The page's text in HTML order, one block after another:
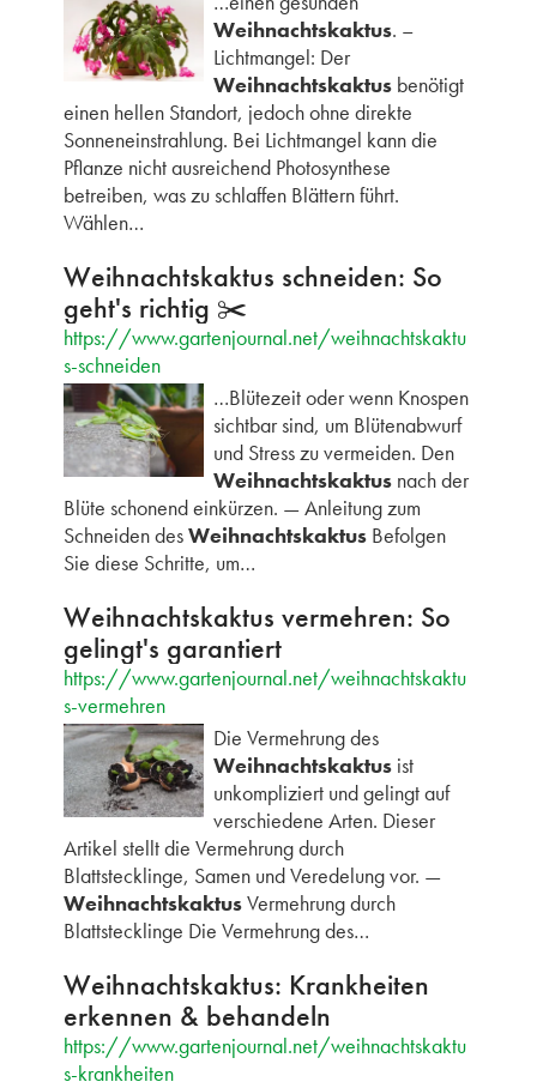
Weihnachtskaktus. –
Lichtmangel: Der
Weihnachtskaktusbenötigt
einen hellen Standort, jedoch ohne direkte
Sonneneinstrahlung. Bei Lichtmangel kann die
Pflanze nicht ausreichend Photosynthese
betreiben, was zu schlaffen Blättern führt.
Wählen…
Weihnachtskaktus schneiden: So
geht's richtig ✂️
https://www.gartenjournal.net/weihnachtskaktu
s-schneiden
…Blütezeit oder wenn Knospen
sichtbar sind, um Blütenabwurf
und Stress zu vermeiden. Den
Weihnachtskaktusnach der
Blüte schonend einkürzen. — Anleitung zum
Schneiden desWeihnachtskaktusBefolgen
Sie diese Schritte, um…
Weihnachtskaktus vermehren: So
gelingt's garantiert
https://www.gartenjournal.net/weihnachtskaktu
s-vermehren
Die Vermehrung des
Weihnachtskaktusist
unkompliziert und gelingt auf
verschiedene Arten. Dieser
Artikel stellt die Vermehrung durch
Blattstecklinge, Samen und Veredelung vor. —
WeihnachtskaktusVermehrung durch
Blattstecklinge Die Vermehrung des…
Weihnachtskaktus: Krankheiten
erkennen & behandeln
https://www.gartenjournal.net/weihnachtskaktu
s-krankheiten